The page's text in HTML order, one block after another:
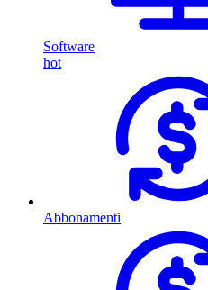
Software
hot
Abbonamenti